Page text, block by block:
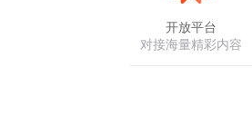
开放平台
对接海量精彩内容